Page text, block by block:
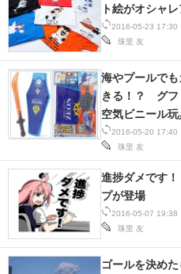
2016-05-23 17:30
珠里 友
ト絵がオシャ
2016-05-20 17:40
珠里 友
海やプールで
きる！？ グフ
空気ビニール
2016-05-07 19:38
珠里 友
進捗ダメです
プが登場
ゴールを決め